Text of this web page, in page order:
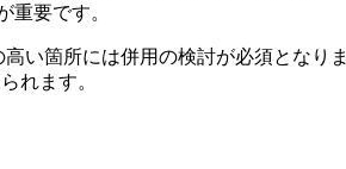
要です。
い箇所には併用の検討が必須となり
れます。